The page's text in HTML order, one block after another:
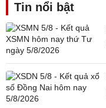
Tin nổi bật